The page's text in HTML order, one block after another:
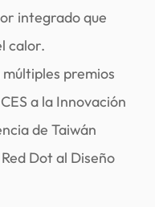
integrado que
calor.
premios
a la Innovación
de Taiwán
Dot al Diseño